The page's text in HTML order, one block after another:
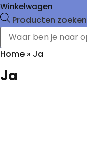
Winkelwagen
Producten zoeken
Home » Ja
Ja